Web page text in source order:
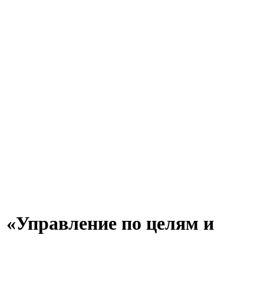
по целям и